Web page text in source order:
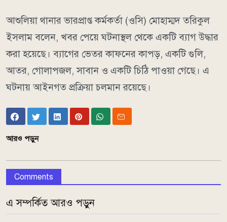
আশুলিয়া থানার ভারপ্রাপ্ত কর্মকর্তা (ওসি) মোহাম্মদ তরিকুল
ইসলাম বলেন, খবর পেয়ে ঘটনাস্থল থেকে একটি ব্যাগ উদ্ধার
করা হয়েছে। ব্যাগের ভেতর কাফনের কাপড়, একটি গুলি,
আতর, গোলাপজল, সাবান ও একটি চিঠি পাওয়া গেছে। এ
ঘটনায় আইনগত প্রক্রিয়া চলমান রয়েছে।
আরও পড়ুন
Comments
এ সম্পর্কিত আরও পড়ুন